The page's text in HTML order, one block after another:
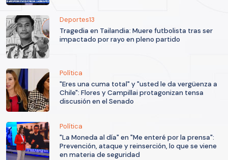
Deportes13
Tragedia en Tailandia: Muere futbolista tras ser
impactado por rayo en pleno partido
Política
"Eres una cuma total" y "usted le da vergüenza a
Chile": Flores y Campillai protagonizan tensa
discusión en el Senado
Política
"La Moneda al día" en "Me enteré por la prensa":
Prevención, ataque y reinserción, lo que se viene
en materia de seguridad